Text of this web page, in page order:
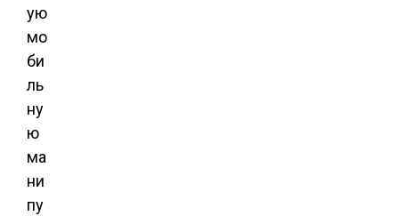
ую
мо
би
ль
ну
ю
ма
ни
пу